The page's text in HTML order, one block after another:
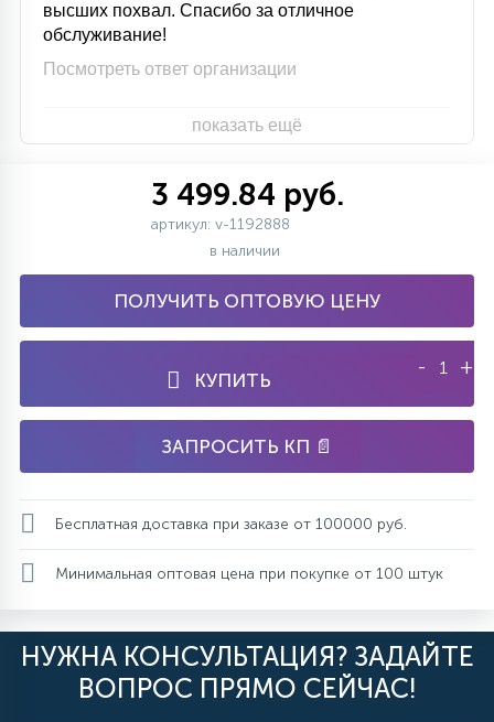
высших похвал. Спасибо за отличное
обслуживание!
Посмотреть ответ организации
показать ещё
3 499.84 руб.
артикул: v-1192888
в наличии
ПОЛУЧИТЬ ОПТОВУЮ ЦЕНУ
КУПИТЬ
- +
ЗАПРОСИТЬ КП 📄
Бесплатная доставка при заказе от 100000 руб.
Минимальная оптовая цена при покупке от 100 штук
НУЖНА КОНСУЛЬТАЦИЯ? ЗАДАЙТЕ
ВОПРОС ПРЯМО СЕЙЧАС!